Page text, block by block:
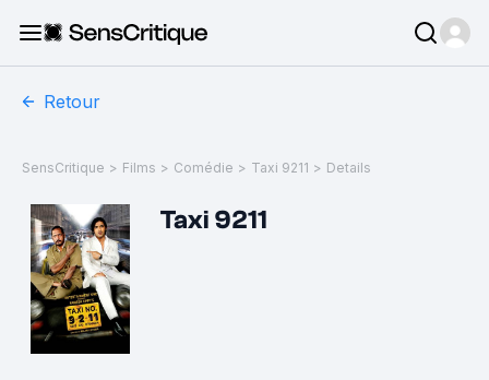
Retour
SensCritique > Films > Comédie > Taxi 9211 > Details
Taxi 9211